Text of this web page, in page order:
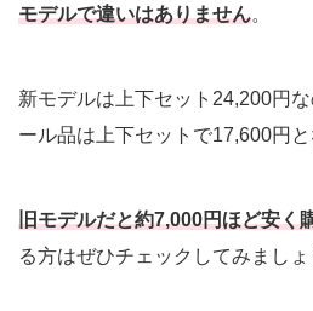
モデルで違いはありません。
新モデルは上下セット24,200円
ール品は上下セットで17,600円と
旧モデルだと約7,000円ほど安く
る方はぜひチェックしてみましょ